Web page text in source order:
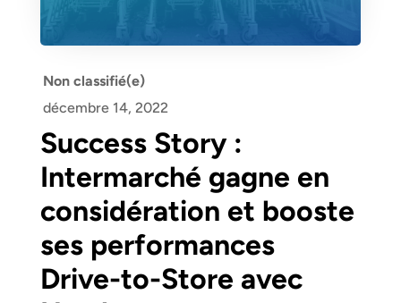
Non classifié(e)
décembre 14, 2022
Success Story :
Intermarché gagne en
considération et booste
ses performances
Drive-to-Store avec